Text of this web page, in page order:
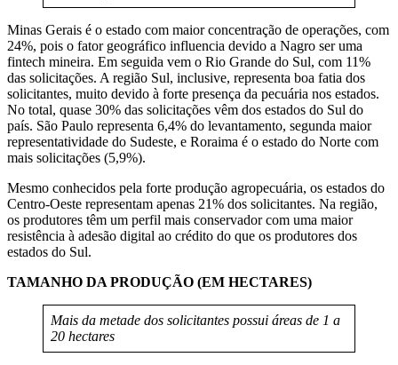
Minas Gerais é o estado com maior concentração de operações, com
24%, pois o fator geográfico influencia devido a Nagro ser uma
fintech mineira. Em seguida vem o Rio Grande do Sul, com 11%
das solicitações. A região Sul, inclusive, representa boa fatia dos
solicitantes, muito devido à forte presença da pecuária nos estados.
No total, quase 30% das solicitações vêm dos estados do Sul do
país. São Paulo representa 6,4% do levantamento, segunda maior
representatividade do Sudeste, e Roraima é o estado do Norte com
mais solicitações (5,9%).
Mesmo conhecidos pela forte produção agropecuária, os estados do
Centro-Oeste representam apenas 21% dos solicitantes. Na região,
os produtores têm um perfil mais conservador com uma maior
resistência à adesão digital ao crédito do que os produtores dos
estados do Sul.
TAMANHO DA PRODUÇÃO (EM HECTARES)
Mais da metade dos solicitantes possui áreas de 1 a
20 hectares